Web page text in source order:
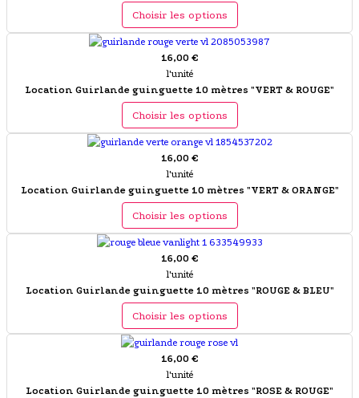
Choisir les options
16,00 €
l'unité
Location Guirlande guinguette 10 mètres "VERT & ROUGE"
Choisir les options
16,00 €
l'unité
Location Guirlande guinguette 10 mètres "VERT & ORANGE"
Choisir les options
16,00 €
l'unité
Location Guirlande guinguette 10 mètres "ROUGE & BLEU"
Choisir les options
16,00 €
l'unité
Location Guirlande guinguette 10 mètres "ROSE & ROUGE"